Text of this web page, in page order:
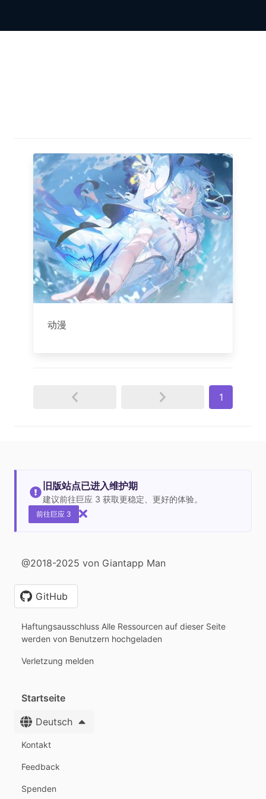
动漫
1
旧版站点已进入维护期
建议前往巨应 3 获取更稳定、更好的体验。
前往巨应 3
@2018-2025 von Giantapp Man
GitHub
Haftungsausschluss Alle Ressourcen auf dieser Seite
werden von Benutzern hochgeladen
Verletzung melden
Startseite
Deutsch
Kontakt
Feedback
Spenden